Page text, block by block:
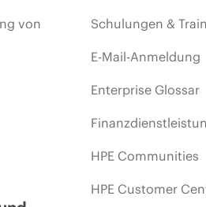
von Schulungen &
E-Mail-Anmeldung
Enterprise Glossar
HPE Communities
HPE Customer